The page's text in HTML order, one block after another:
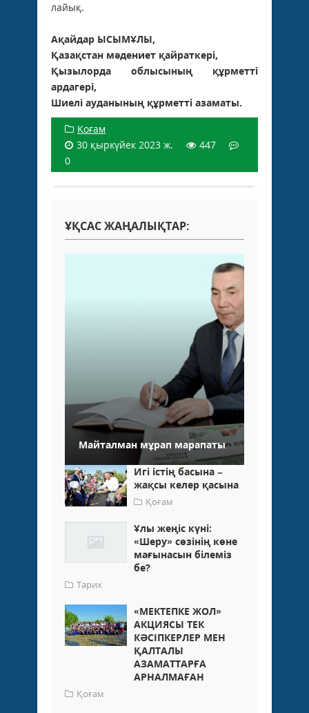
лайық.
Ақайдар ЫСЫМҰЛЫ,
Қазақстан мәдениет қайраткері,
Қызылорда облысының құрметті
ардагері,
Шиелі ауданының құрметті ­азаматы.
Қоғам
30 қыркүйек 2023 ж.
447
0
ҰҚСАС ЖАҢАЛЫҚТАР:
Майталман мұрап марапаты
Игі істің басына –
жақсы келер қасына
Қоғам
Ұлы жеңіс күні:
«Шеру» сөзінің көне
мағынасын білеміз
бе?
Тарих
«МЕКТЕПКЕ ЖОЛ»
АКЦИЯСЫ ТЕК
КӘСІПКЕРЛЕР МЕН
ҚАЛТАЛЫ
АЗАМАТТАРҒА
АРНАЛМАҒАН
Қоғам